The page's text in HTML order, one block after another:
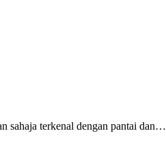
sahaja terkenal dengan pantai dan…